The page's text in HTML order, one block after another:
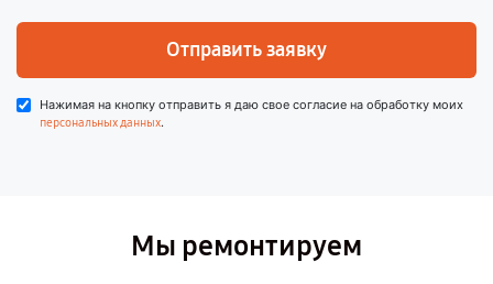
Отправить заявку
Нажимая на кнопку отправить я даю свое согласие на обработку моих
персональных данных.
Мы ремонтируем